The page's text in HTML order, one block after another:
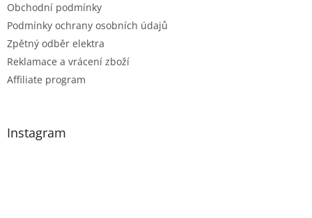
Obchodní podmínky
Podmínky ochrany osobních údajů
Zpětný odběr elektra
Reklamace a vrácení zboží
Affiliate program
Instagram